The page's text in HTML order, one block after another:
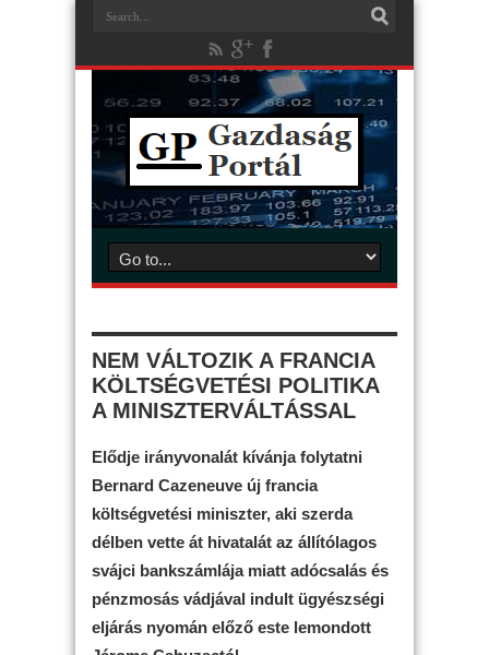
NEM VÁLTOZIK A FRANCIA
KÖLTSÉGVETÉSI POLITIKA
A MINISZTERVÁLTÁSSAL
Elődje irányvonalát kívánja folytatni
Bernard Cazeneuve új francia
költségvetési miniszter, aki szerda
délben vette át hivatalát az állítólagos
svájci bankszámlája miatt adócsalás és
pénzmosás vádjával indult ügyészségi
eljárás nyomán előző este lemondott